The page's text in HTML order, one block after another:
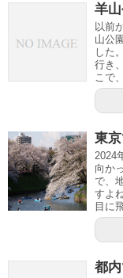
羊
以前
山公
した
行き
こで
東
2024
向か
で、
すよ
目に
都